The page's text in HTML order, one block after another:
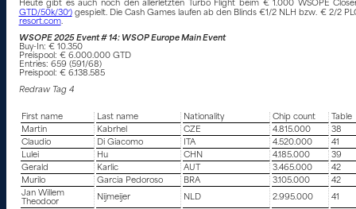
Heute gibt es auch noch den allerletzten Turbo Flight beim € 1.000 WSOPE
GTD/50k/30′)gespielt. Die Cash Games laufen ab den Blinds €1/2 NLH bzw. € 2/2
resort.com.
WSOPE 2025 Event # 14: WSOP Europe Main Event
Buy-In: € 10.350
Preispool: € 6.000.000 GTD
Entries: 659 (591/68)
Preispool: € 6.138.585
Redraw Tag 4
First name Last name Nationality Chip count
Table
Martin
Kabrhel CZE 4.815.000
38
Claudio
Di Giacomo ITA 4.520.000
41
Lulei
Hu CHN 4.185.000
39
Gerald
Karlic AUT 3.465.000
42
Murilo
Garcia Pedoroso BRA 3.105.000
42
Jan Willem
Theodoor
Nijmeijer NLD 2.995.000
41